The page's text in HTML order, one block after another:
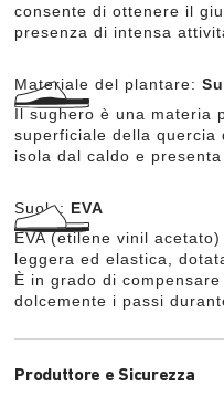
consente di ottenere il
presenza di intensa
Materiale del plantare:
Il sughero è una materia
superficiale della quercia
isola dal caldo e
Suola: EVA
EVA (etilene vinil
leggera ed elastica,
È in grado di
dolcemente i passi
Produttore e Sicurezza